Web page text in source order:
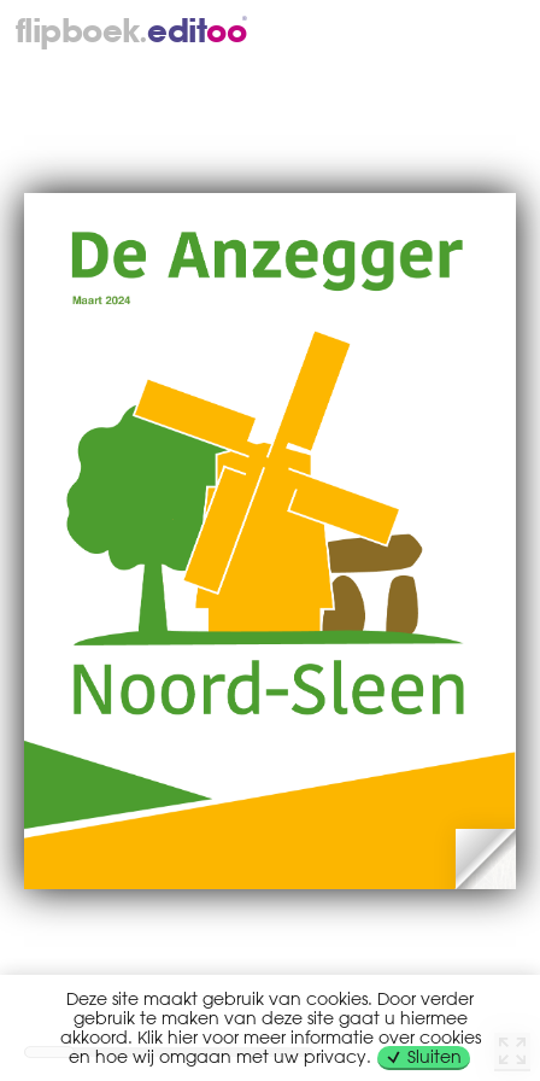
flipboek.editoo®
Deze site maakt gebruik van cookies. Door verder
gebruik te maken van deze site gaat u hiermee
akkoord. Klik hier voor meer informatie over cookies
en hoe wij omgaan met uw privacy.
Sluiten